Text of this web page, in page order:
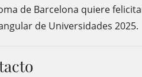
de Barcelona quiere
de Universidades 2025.